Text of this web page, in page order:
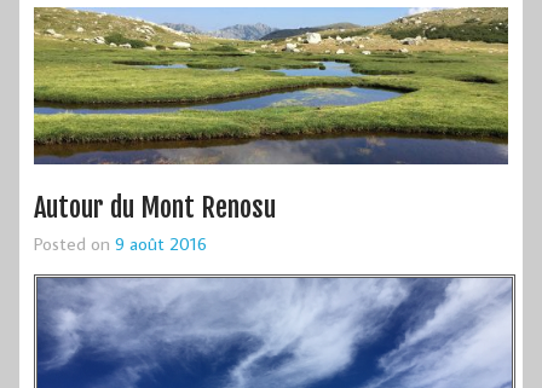
Autour du Mont Renosu
Posted on 9 août 2016